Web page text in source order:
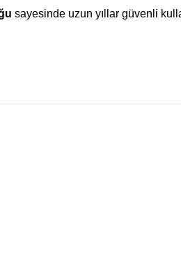
sayesinde uzun yıllar güvenli